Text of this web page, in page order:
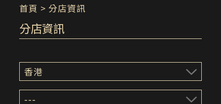
首頁 > 分店資訊
分店資訊